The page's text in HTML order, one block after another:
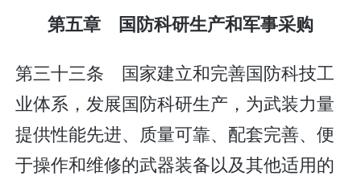
第五章 国防科研生产和军事采购
第三十三条 国家建立和完善国防科技工
业体系，发展国防科研生产，为武装力量
提供性能先进、质量可靠、配套完善、便
于操作和维修的武器装备以及其他适用的